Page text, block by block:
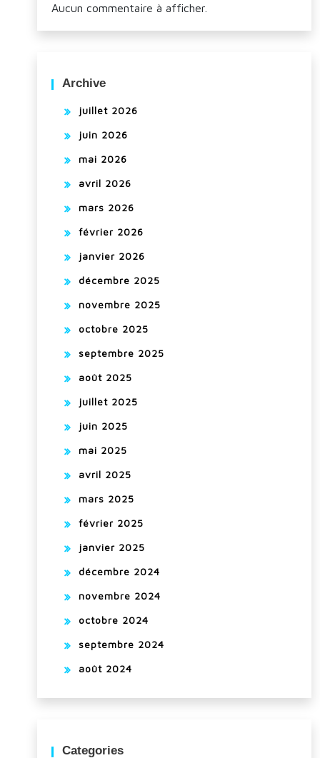
Aucun commentaire à afficher.
Archive
juillet 2026
juin 2026
mai 2026
avril 2026
mars 2026
février 2026
janvier 2026
décembre 2025
novembre 2025
octobre 2025
septembre 2025
août 2025
juillet 2025
juin 2025
mai 2025
avril 2025
mars 2025
février 2025
janvier 2025
décembre 2024
novembre 2024
octobre 2024
septembre 2024
août 2024
Categories